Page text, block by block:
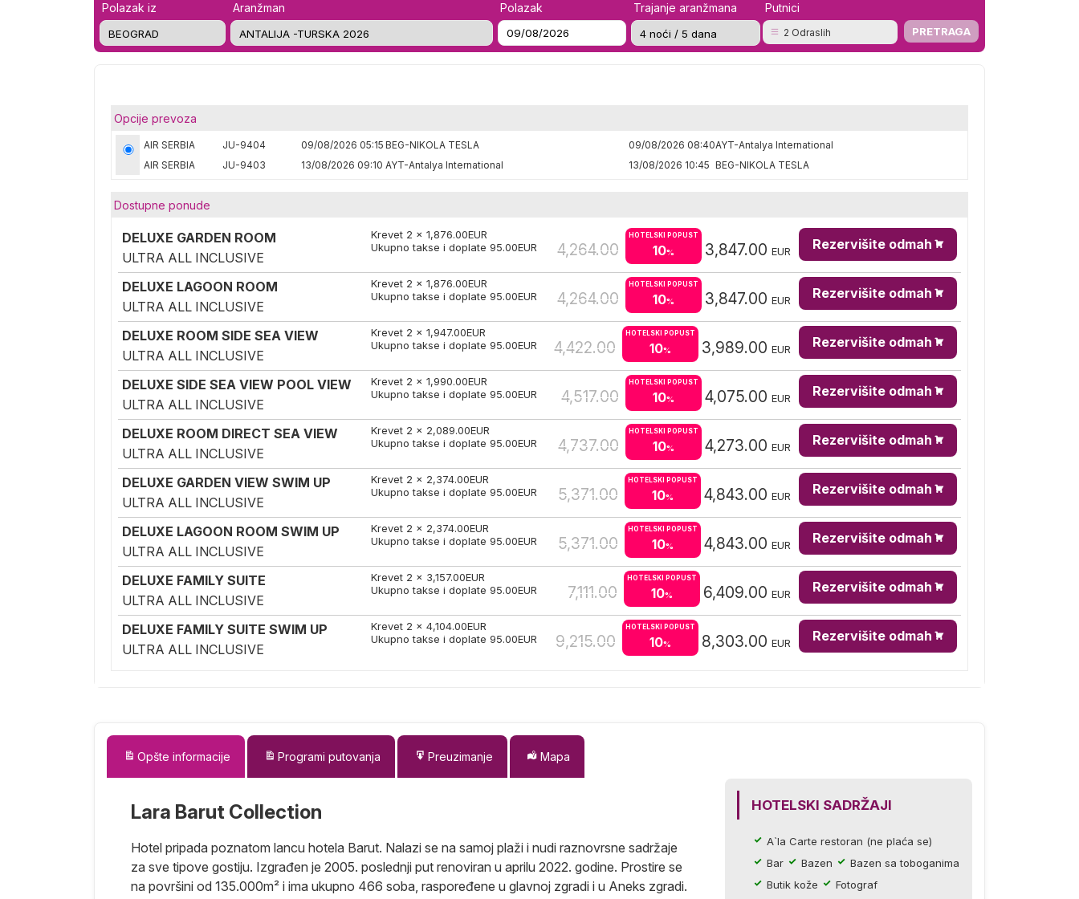
Polazak iz Aranžman Polazak Trajanje aranžmana Putnici
2 Odraslih
Opcije prevoza
AIR SERBIA JU-9404 09/08/2026 05:15 BEG-NIKOLA TESLA 09/08/2026 08:40AYT-Antalya International
AIR SERBIA
JU-9403 13/08/2026 09:10 AYT-Antalya International 13/08/2026 10:45 BEG-NIKOLA TESLA
Dostupne ponude
DELUXE GARDEN ROOM
ULTRA ALL INCLUSIVE
Krevet 2 x 1,876.00EUR
Ukupno takse i doplate 95.00EUR 4,264.00
HOTELSKI POPUST
10% 3,847.00 EUR Rezervišite odmah
DELUXE LAGOON ROOM
ULTRA ALL INCLUSIVE
Krevet 2 x 1,876.00EUR
Ukupno takse i doplate 95.00EUR 4,264.00
HOTELSKI POPUST
10% 3,847.00 EUR Rezervišite odmah
DELUXE ROOM SIDE SEA VIEW
ULTRA ALL INCLUSIVE
Krevet 2 x 1,947.00EUR
Ukupno takse i doplate 95.00EUR 4,422.00
HOTELSKI POPUST
10% 3,989.00 EUR Rezervišite odmah
DELUXE SIDE SEA VIEW POOL VIEW
ULTRA ALL INCLUSIVE
Krevet 2 x 1,990.00EUR
Ukupno takse i doplate 95.00EUR 4,517.00
HOTELSKI POPUST
10% 4,075.00 EUR Rezervišite odmah
DELUXE ROOM DIRECT SEA VIEW
ULTRA ALL INCLUSIVE
Krevet 2 x 2,089.00EUR
Ukupno takse i doplate 95.00EUR 4,737.00
HOTELSKI POPUST
10% 4,273.00 EUR Rezervišite odmah
DELUXE GARDEN VIEW SWIM UP
ULTRA ALL INCLUSIVE
Krevet 2 x 2,374.00EUR
Ukupno takse i doplate 95.00EUR 5,371.00
HOTELSKI POPUST
10% 4,843.00 EUR Rezervišite odmah
DELUXE LAGOON ROOM SWIM UP
ULTRA ALL INCLUSIVE
Krevet 2 x 2,374.00EUR
Ukupno takse i doplate 95.00EUR 5,371.00
HOTELSKI POPUST
10% 4,843.00 EUR Rezervišite odmah
DELUXE FAMILY SUITE
ULTRA ALL INCLUSIVE
Krevet 2 x 3,157.00EUR
Ukupno takse i doplate 95.00EUR 7,111.00
HOTELSKI POPUST
10% 6,409.00 EUR Rezervišite odmah
DELUXE FAMILY SUITE SWIM UP
ULTRA ALL INCLUSIVE
Krevet 2 x 4,104.00EUR
Ukupno takse i doplate 95.00EUR 9,215.00
HOTELSKI POPUST
10% 8,303.00 EUR Rezervišite odmah
Opšte informacije Programi putovanja Preuzimanje Mapa
Lara Barut Collection
Hotel pripada poznatom lancu hotela Barut. Nalazi se na samoj plaži i nudi raznovrsne sadržaje
za sve tipove gostiju. Izgrađen je 2005. poslednji put renoviran u aprilu 2022. godine. Prostire se
na površini od 135.000m² i ima ukupno 466 soba, raspoređene u glavnoj zgradi i u Aneks zgradi.
HOTELSKI SADRŽAJI
A`la Carte restoran (ne plaća se)
Bar
Bazen
Bazen sa toboganima
Butik kože
Fotograf